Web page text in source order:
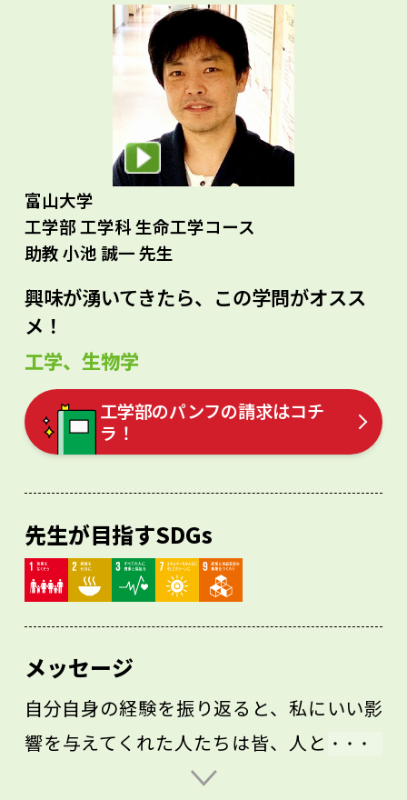
富山大学
工学部 工学科 生命工学コース
助教 小池 誠一 先生
興味が湧いてきたら、この学問がオスス
メ！
工学、生物学
工学部のパンフの請求はコチ
ラ！
先生が目指すSDGs
メッセージ
自分自身の経験を振り返ると、私にいい影
響を与えてくれた人たちは皆、人とは違っ
た道を選ぶ勇気を持っていました。あなた